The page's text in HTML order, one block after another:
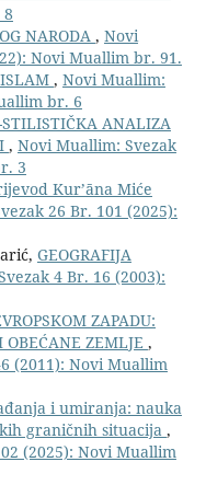
NARODA , Novi
Novi Muallim br. 91.
, Novi Muallim:
br. 6
STILISTIČKA ANALIZA
, Novi Muallim: Svezak
3
Kurʼāna Miće
26 Br. 101 (2025):
GEOGRAFIJA
4 Br. 16 (2003):
ZAPADU:
ZEMLJE ,
(2011): Novi Muallim
i umiranja: nauka
graničnih situacija ,
(2025): Novi Muallim